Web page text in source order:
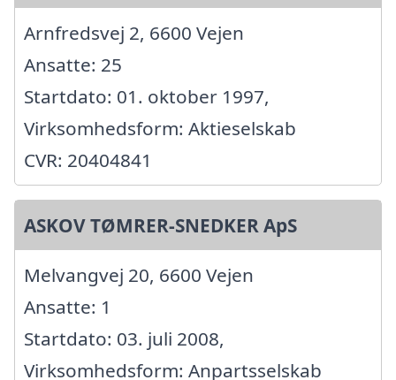
Arnfredsvej 2, 6600 Vejen
Ansatte: 25
Startdato: 01. oktober 1997,
Virksomhedsform: Aktieselskab
CVR: 20404841
ASKOV TØMRER-SNEDKER ApS
Melvangvej 20, 6600 Vejen
Ansatte: 1
Startdato: 03. juli 2008,
Virksomhedsform: Anpartsselskab